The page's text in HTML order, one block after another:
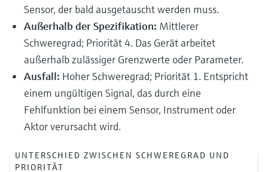
Sensor, der bald ausgetauscht werden muss.
Außerhalb der Spezifikation: Mittlerer
Schweregrad; Priorität 4. Das Gerät arbeitet
außerhalb zulässiger Grenzwerte oder Parameter.
Ausfall: Hoher Schweregrad; Priorität 1. Entspricht
einem ungültigen Signal, das durch eine
Fehlfunktion bei einem Sensor, Instrument oder
Aktor verursacht wird.
UNTERSCHIED ZWISCHEN SCHWEREGRAD UND
PRIORITÄT